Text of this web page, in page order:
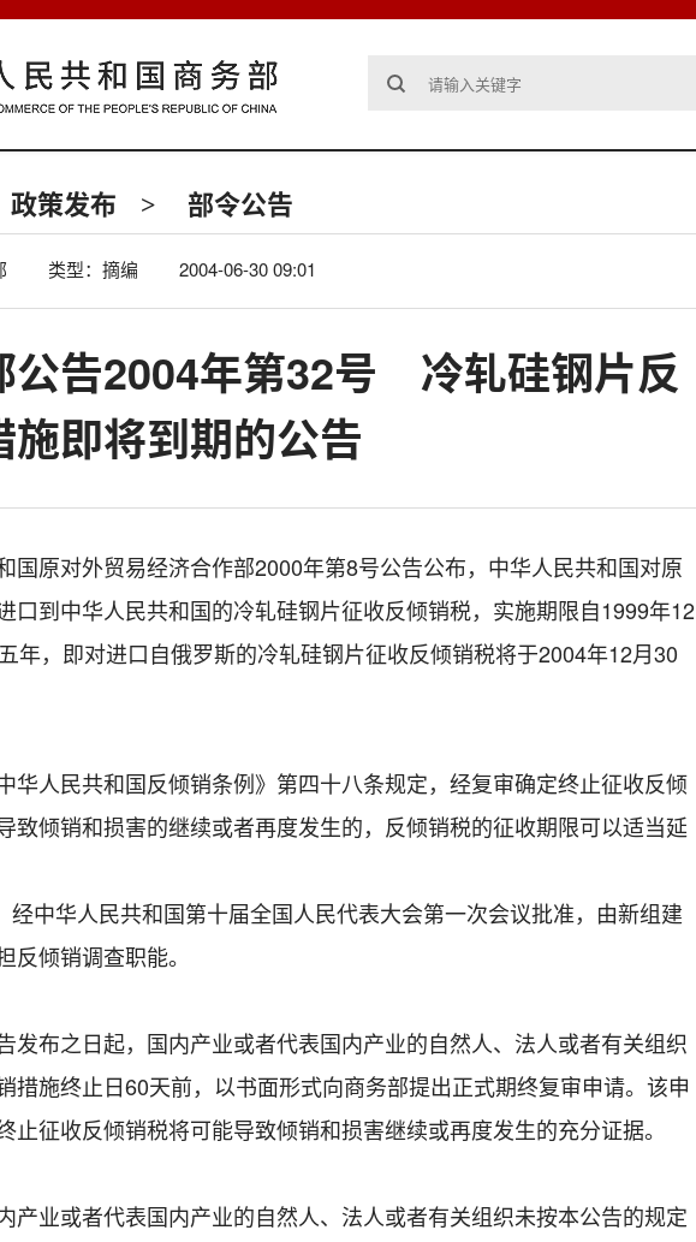
政策发布 > 部令公告
类型：摘编 2004-06-30 09:01
公告2004年第32号 冷轧硅钢片反
施即将到期的公告
国原对外贸易经济合作部2000年第8号公告公布，中华人民共和国对原
口到中华人民共和国的冷轧硅钢片征收反倾销税，实施期限自1999年12
年，即对进口自俄罗斯的冷轧硅钢片征收反倾销税将于2004年12月30
人民共和国反倾销条例》第四十八条规定，经复审确定终止征收反倾
致倾销和损害的继续或者再度发生的，反倾销税的征收期限可以适当延
经中华人民共和国第十届全国人民代表大会第一次会议批准，由新组建
反倾销调查职能。
布之日起，国内产业或者代表国内产业的自然人、法人或者有关组织
措施终止日60天前，以书面形式向商务部提出正式期终复审申请。该申
止征收反倾销税将可能导致倾销和损害继续或再度发生的充分证据。
业或者代表国内产业的自然人、法人或者有关组织未按本公告的规定